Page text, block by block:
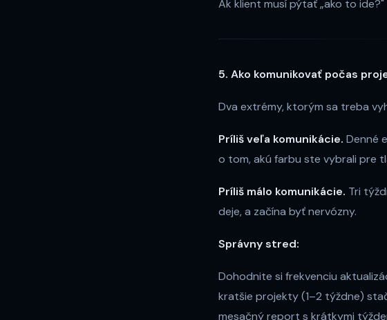
Ak klient musí pýtať „ako to
5. Ako komunikovať počas
Dva extrémy, ktorým sa treba
Príliš veľa komunikácie. Denné
o tom, akú farbu ste vybrali pre
Príliš málo komunikácie. Tri
deje, a začína byť nervózny.
Správny stred:
Dohodnite si frekvenciu
kratšie projekty (1–2 týždne)
mesačný report s krátkymi